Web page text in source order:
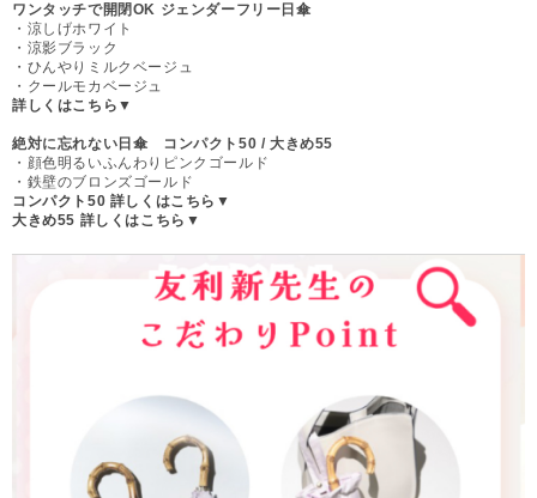
ワンタッチで開閉OK ジェンダーフリー日傘
・涼しげホワイト
・涼影ブラック
・ひんやりミルクベージュ
・クールモカベージュ
詳しくはこちら▼
絶対に忘れない日傘 コンパクト50 / 大きめ55
・顔色明るいふんわりピンクゴールド
・鉄壁のブロンズゴールド
コンパクト50 詳しくはこちら▼
大きめ55 詳しくはこちら▼